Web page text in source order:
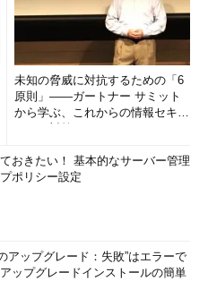
未知の脅威に対抗するための「6
原則」――ガートナー サミット
から学ぶ、これからの情報セキュ
おきたい！ 基本的なサーバー管理
ポリシー設定
アップグレード：失敗”はエラーで
ップグレードインストールの簡単